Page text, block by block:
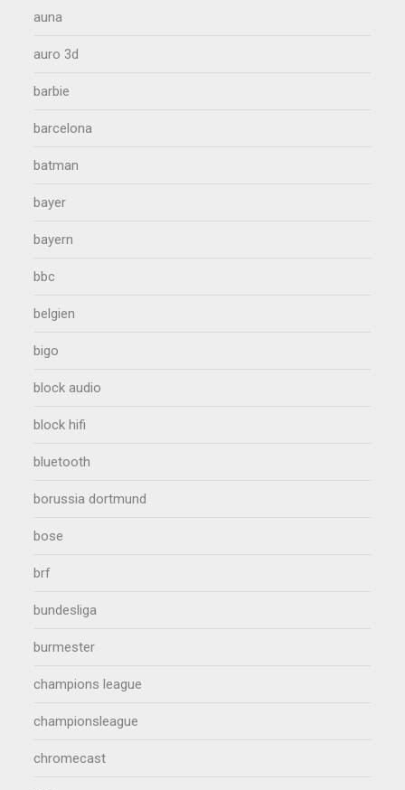
auna
auro 3d
barbie
barcelona
batman
bayer
bayern
bbc
belgien
bigo
block audio
block hifi
bluetooth
borussia dortmund
bose
brf
bundesliga
burmester
champions league
championsleague
chromecast